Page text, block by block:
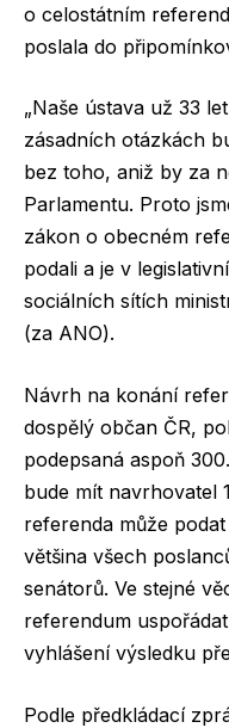
o celostátním
poslala do
„Naše ústava už 33
zásadních otázkách
bez toho, aniž by za
Parlamentu. Proto
zákon o obecném
podali a je v
sociálních sítích
(za ANO).
Návrh na konání
dospělý občan ČR,
podepsaná aspoň
bude mít navrhovatel
referenda může
většina všech
senátorů. Ve stejné
referendum
vyhlášení výsledku
Podle předkládací